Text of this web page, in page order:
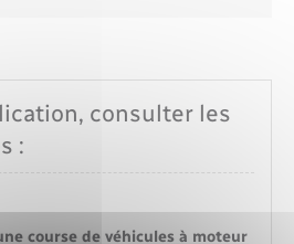
consulter les
:
course de véhicules à moteur